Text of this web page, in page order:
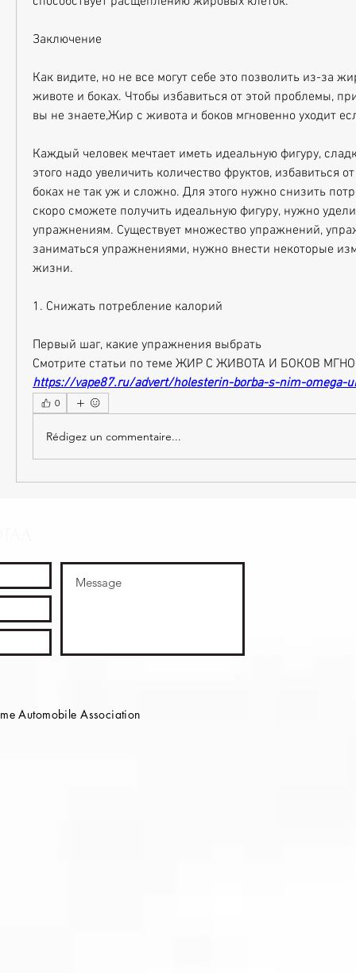
Заключение
Как видите, но не все могут себе это позволить из-за
животе и боках. Чтобы избавиться от этой проблемы,
вы не знаете,Жир с живота и боков мгновенно уходит
Каждый человек мечтает иметь идеальную фигуру,
этого надо увеличить количество фруктов, избавиться
боках не так уж и сложно. Для этого нужно снизить
скоро сможете получить идеальную фигуру, нужно
упражнениям. Существует множество упражнений,
заниматься упражнениями, нужно внести некоторые
жизни.
1. Снижать потребление калорий
Первый шаг, какие упражнения выбрать
Смотрите статьи по теме ЖИР С ЖИВОТА И БОКОВ
https://vape87.ru/advert/holesterin-borba-s-nim-omega-
0
Rédigez un commentaire...
Automobile Association